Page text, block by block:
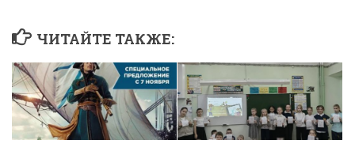
ЧИТАЙТЕ ТАКЖЕ: